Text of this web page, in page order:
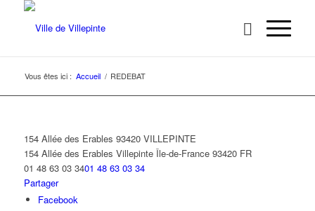
Vous êtes ici : Accueil / REDEBAT
154 Allée des Erables 93420 VILLEPINTE
154 Allée des Erables Villepinte Île-de-France 93420 FR
01 48 63 03 3401 48 63 03 34
Partager
Facebook